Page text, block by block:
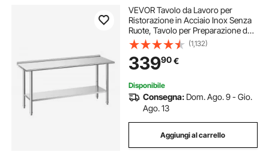
VEVOR Tavolo da Lavoro per
Ristorazione in Acciaio Inox Senza
Ruote, Tavolo per Preparazione da
Cucina 1829 x 610 x 894 mm
Alzatina, Banco Cucina Ripiano
Sotto Portaoggetti 218 kg,
Ristorante, Hotel
(1,132)
33990€
Disponibile
Consegna: Dom. Ago. 9 - Gio.
Ago. 13
Aggiungi al carrello